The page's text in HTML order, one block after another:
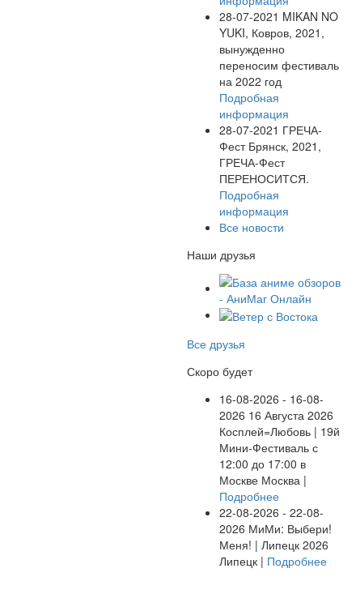
28-07-2021 MIKAN NO
YUKI, Ковров, 2021,
вынужденно
переносим фестиваль
на 2022 год
Подробная
информация
28-07-2021 ГРЕЧА-
Фест Брянск, 2021,
ГРЕЧА-Фест
ПЕРЕНОСИТСЯ.
Подробная
информация
Все новости
Наши друзья
Все друзья
Скоро будет
16-08-2026 - 16-08-
2026 16 Августа 2026
Косплей=Любовь | 19й
Мини-Фестиваль с
12:00 до 17:00 в
Москве Москва |
Подробнее
22-08-2026 - 22-08-
2026 МиМи: Выбери!
Меня! | Липецк 2026
Липецк | Подробнее